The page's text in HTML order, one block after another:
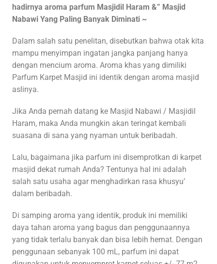
hadirnya aroma parfum Masjidil Haram &” Masjid
Nabawi Yang Paling Banyak Diminati ~
Dalam salah satu penelitan, disebutkan bahwa otak kita
mampu menyimpan ingatan jangka panjang hanya
dengan mencium aroma. Aroma khas yang dimiliki
Parfum Karpet Masjid ini identik dengan aroma masjid
aslinya.
Jika Anda pernah datang ke Masjid Nabawi / Masjidil
Haram, maka Anda mungkin akan teringat kembali
suasana di sana yang nyaman untuk beribadah.
Lalu, bagaimana jika parfum ini disemprotkan di karpet
masjid dekat rumah Anda? Tentunya hal ini adalah
salah satu usaha agar menghadirkan rasa khusyu’
dalam beribadah.
Di samping aroma yang identik, produk ini memiliki
daya tahan aroma yang bagus dan penggunaannya
yang tidak terlalu banyak dan bisa lebih hemat. Dengan
penggunaan sebanyak 100 mL, parfum ini dapat